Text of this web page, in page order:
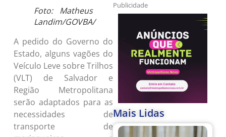
Foto: Matheus
Landim/GOVBA/
A pedido do Governo do
Estado, alguns vagões do
Veículo Leve sobre Trilhos
(VLT) de Salvador e
Região Metropolitana
serão adaptados para as
necessidades de
transporte de
Publicidade
Mais Lidas